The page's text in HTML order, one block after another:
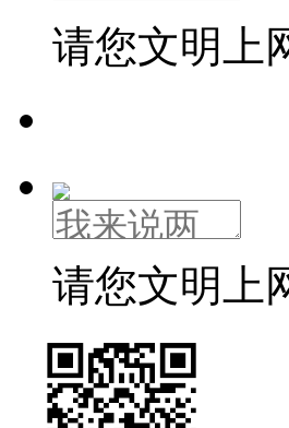
请您文明上
请您文明上